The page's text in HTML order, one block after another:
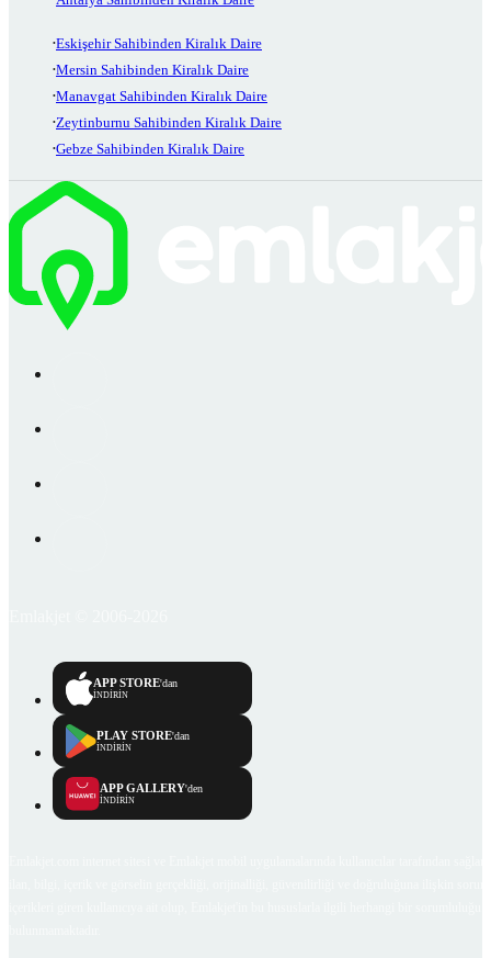
Eskişehir Sahibinden Kiralık Daire
Mersin Sahibinden Kiralık Daire
Manavgat Sahibinden Kiralık Daire
Zeytinburnu Sahibinden Kiralık Daire
Gebze Sahibinden Kiralık Daire
APP STORE'dan
İNDİRİN
PLAY STORE'dan
İNDİRİN
APP GALLERY'den
İNDİRİN